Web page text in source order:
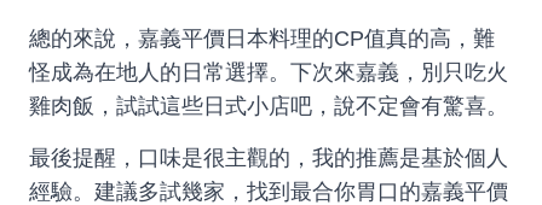
總的來說，嘉義平價日本料理的CP值真的高，難
怪成為在地人的日常選擇。下次來嘉義，別只吃火
雞肉飯，試試這些日式小店吧，說不定會有驚喜。
最後提醒，口味是很主觀的，我的推薦是基於個人
經驗。建議多試幾家，找到最合你胃口的嘉義平價